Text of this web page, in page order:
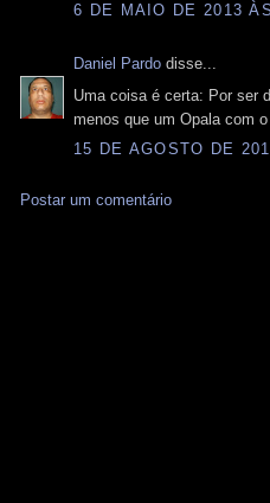
6 DE MAIO DE 2013
Daniel Pardo disse...
Uma coisa é certa: Por ser
menos que um Opala com
15 DE AGOSTO DE
Postar um comentário